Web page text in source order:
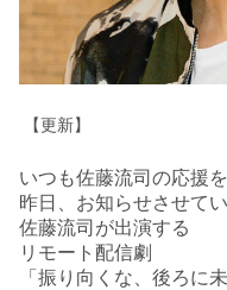
【更新】
いつも佐藤流司の応援
昨日、お知らせさせて
佐藤流司が出演する
リモート配信劇
「振り向くな、後ろに